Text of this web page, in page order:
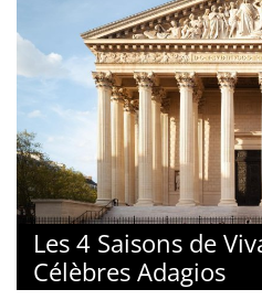
Les 4 Saisons de
Célèbres Adagios